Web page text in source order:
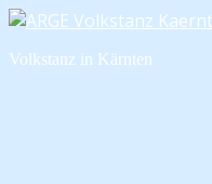
Volkstanz in Kärnten